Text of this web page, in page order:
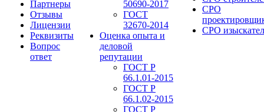
Партнеры
Отзывы
Лицензии
Реквизиты
Вопрос
ответ
50690-2017
ГОСТ
32670-2014
Оценка опыта и
деловой
репутации
ГОСТ Р
66.1.01-2015
ГОСТ Р
66.1.02-2015
ГОСТ Р
СРО
СРО